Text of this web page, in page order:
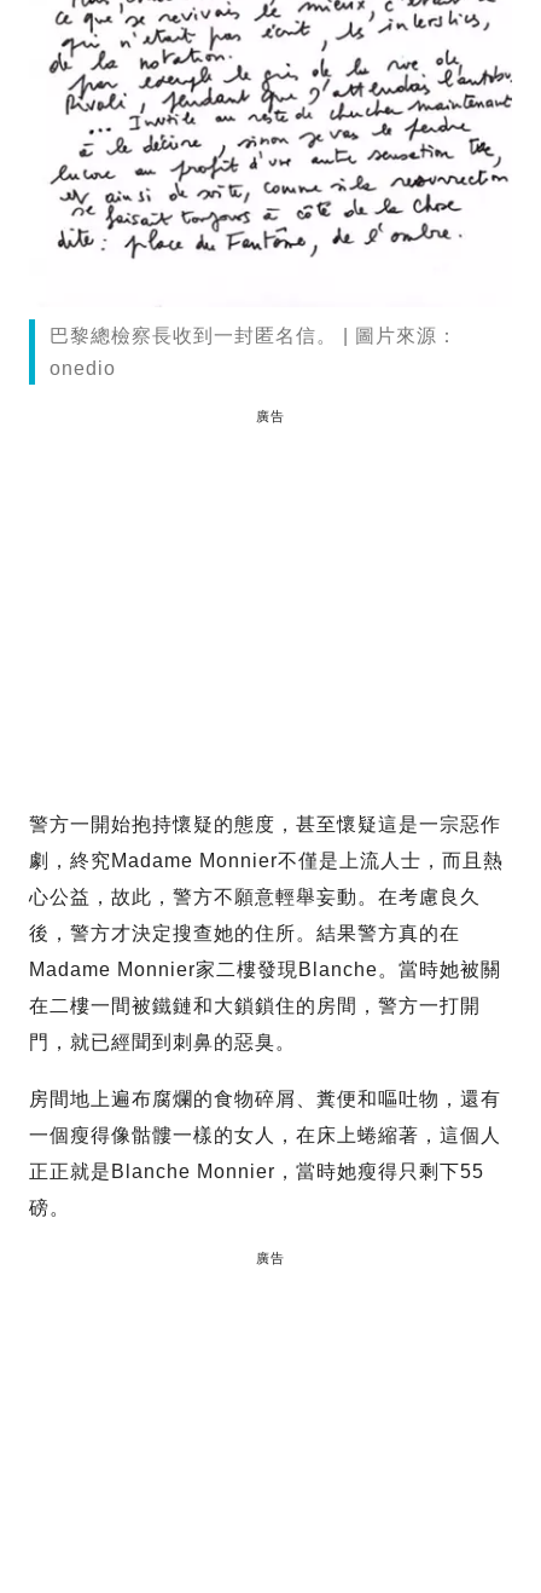
巴黎總檢察長收到一封匿名信。 | 圖片來源：
onedio
廣告
警方一開始抱持懷疑的態度，甚至懷疑這是一宗惡作
劇，終究Madame Monnier不僅是上流人士，而且熱
心公益，故此，警方不願意輕舉妄動。在考慮良久
後，警方才決定搜查她的住所。結果警方真的在
Madame Monnier家二樓發現Blanche。當時她被關
在二樓一間被鐵鏈和大鎖鎖住的房間，警方一打開
門，就已經聞到刺鼻的惡臭。
房間地上遍布腐爛的食物碎屑、糞便和嘔吐物，還有
一個瘦得像骷髏一樣的女人，在床上蜷縮著，這個人
正正就是Blanche Monnier，當時她瘦得只剩下55
磅。
廣告